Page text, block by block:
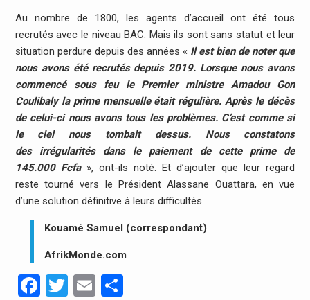
Au nombre de 1800, les agents d’accueil ont été tous
recrutés avec le niveau BAC. Mais ils sont sans statut et leur
situation perdure depuis des années « Il est bien de noter que
nous avons été recrutés depuis 2019. Lorsque nous avons
commencé sous feu le Premier ministre Amadou Gon
Coulibaly la prime mensuelle était régulière. Après le décès
de celui-ci nous avons tous les problèmes. C’est comme si
le ciel nous tombait dessus. Nous constatons
des irrégularités dans le paiement de cette prime de
145.000 Fcfa», ont-ils noté. Et d’ajouter que leur regard
reste tourné vers le Président Alassane Ouattara, en vue
d’une solution définitive à leurs difficultés.
Kouamé Samuel (correspondant)
AfrikMonde.com
Facebook
Twitter
EmailPartager